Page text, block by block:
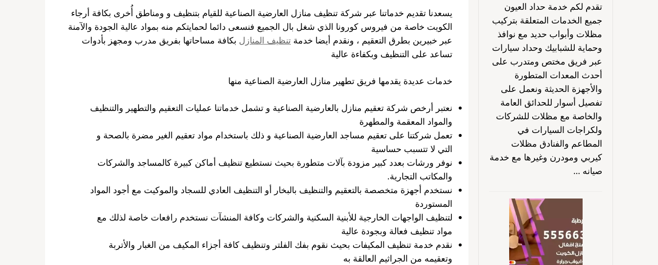
يسعدنا تقديم خدماتنا عبر شركة تنظيف منازل العارضية الصناعية للقيام بتنظيف و ومناطق أُخرى بكافة أرجاء
الكويت خاصة من فيروس كورونا الذي شغل بال الجميع فنسعى دائما لحمايتكم منه بمواد عالية الجودة والآمنة
عبر خبيرين بطرق التعقيم ، ونقدم أيضا خدمة تنظيف المنازل بكافة مساحاتها بفريق مدرب ومجهز بأدوات
تساعد على التنظيف وبكفاءة عالية
خدمات عديدة يقدمها فريق تطهير منازل العارضية الصناعية منها
نعتبر أرخص شركة تعقيم منازل بالعارضية الصناعية و تشمل خدماتنا عمليات التعقيم والتطهير والتنظيف
والمواد المعقمة والمطهرة
تعمل شركتنا على تعقيم مساجد العارضية الصناعية و ذلك باستخدام مواد تعقيم الغير مضرة بالصحة و
التي لا تتسبب حساسية
نوفر ورشات بعدد كبير مزودة بآلات متطورة بحيث نستطيع تنظيف أماكن كبيرة كالمساجد والشركات
والمكاتب التجارية.
نستخدم أجهزة متخصصة بالتعقيم والتنظيف بالبخار أو التنظيف العادي للسجاد والموكيت مع أجود المواد
المستوردة
لتنظيف الواجهات الخارجية للأبنية السكنية والشركات وكافة المنشآت نستخدم رافعات خاصة لذلك مع
مواد تنظيف فعالة وبجودة عالية
نقدم خدمة تنظيف المكيفات بحيث نقوم بفك الفلتر وتنظيف كافة أجزاء المكيف من الغبار والأتربة
وتعقيمه من الجراثيم العالقة به
تقدم لكم خدمة حداد العيون
جميع الخدمات المتعلقة بتركيب
مظلات وأبواب حديد مع نوافذ
وحماية للشبابيك وحداد سيارات
عبر فريق مختص ومتدرب على
أحدث المعدات المتطورة
والأجهزة الحديثة ونعمل على
تفصيل أسوار للحدائق العامة
والخاصة مع مظلات للشركات
ولكراجات السيارات في
المطاعم والفنادق مظلات
كيربي ومودرن وغيرها مع خدمة
صيانه …